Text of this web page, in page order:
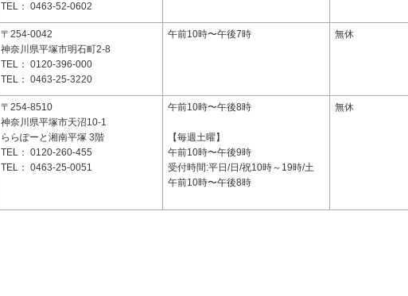
TEL： 0463-52-0602
〒254-0042
神奈川県平塚市明石町2-8
TEL： 0120-396-000
TEL： 0463-25-3220
午前10時〜午後7時 無休
〒254-8510
神奈川県平塚市天沼10-1
ららぽーと湘南平塚 3階
TEL： 0120-260-455
TEL： 0463-25-0051
午前10時〜午後8時
【毎週土曜】
午前10時〜午後9時
受付時間:平日/日/祝10時～19時/土
午前10時〜午後8時
無休